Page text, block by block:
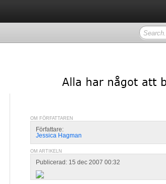
OM FÖRFATTAREN
Författare:
Jessica Hagman
OM ARTIKELN
Publicerad: 15 dec 2007 00:32